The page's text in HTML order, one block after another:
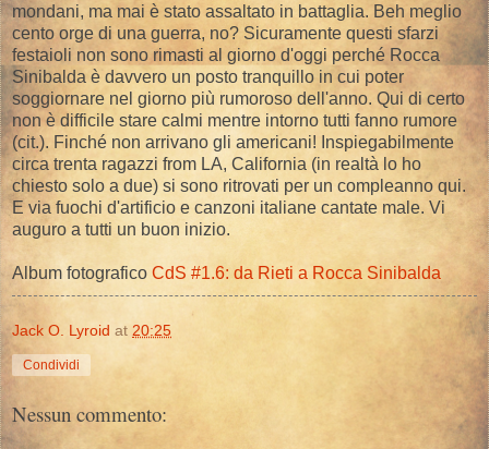
mondani, ma mai è stato assaltato in battaglia. Beh meglio
cento orge di una guerra, no? Sicuramente questi sfarzi
festaioli non sono rimasti al giorno d'oggi perché Rocca
Sinibalda è davvero un posto tranquillo in cui poter
soggiornare nel giorno più rumoroso dell'anno. Qui di certo
non è difficile stare calmi mentre intorno tutti fanno rumore
(cit.). Finché non arrivano gli americani! Inspiegabilmente
circa trenta ragazzi from LA, California (in realtà lo ho
chiesto solo a due) si sono ritrovati per un compleanno qui.
E via fuochi d'artificio e canzoni italiane cantate male. Vi
auguro a tutti un buon inizio.
Album fotografico CdS #1.6: da Rieti a Rocca Sinibalda
Jack O. Lyroid at 20:25
Condividi
Nessun commento: